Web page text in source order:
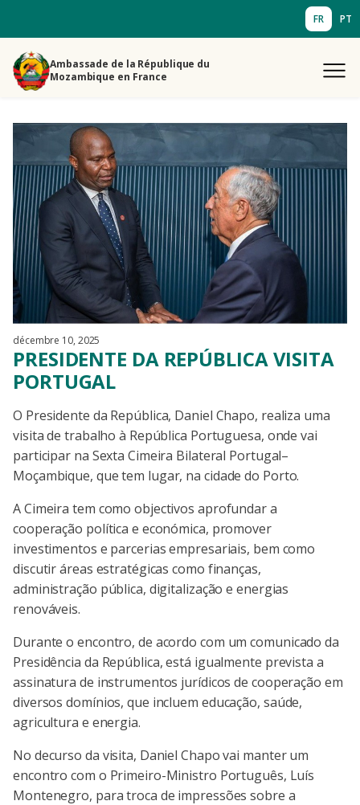
FR PT
Ambassade de la République du
Mozambique en France
décembre 10, 2025
PRESIDENTE DA REPÚBLICA VISITA
PORTUGAL
O Presidente da República, Daniel Chapo, realiza uma
visita de trabalho à República Portuguesa, onde vai
participar na Sexta Cimeira Bilateral Portugal–
Moçambique, que tem lugar, na cidade do Porto.
A Cimeira tem como objectivos aprofundar a
cooperação política e económica, promover
investimentos e parcerias empresariais, bem como
discutir áreas estratégicas como finanças,
administração pública, digitalização e energias
renováveis.
Durante o encontro, de acordo com um comunicado da
Presidência da República, está igualmente prevista a
assinatura de instrumentos jurídicos de cooperação em
diversos domínios, que incluem educação, saúde,
agricultura e energia.
No decurso da visita, Daniel Chapo vai manter um
encontro com o Primeiro-Ministro Português, Luís
Montenegro, para troca de impressões sobre a